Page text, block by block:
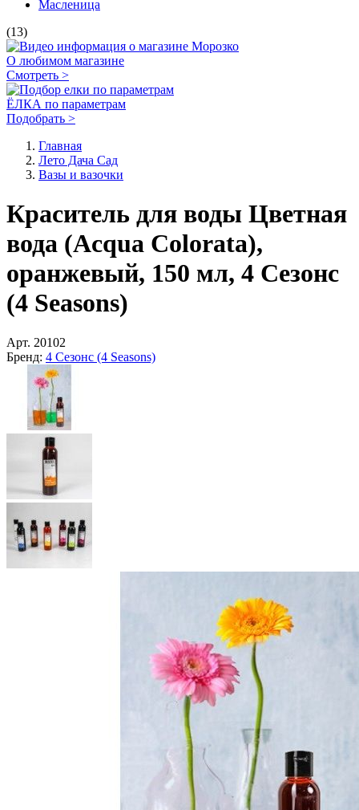
Масленица
(13)
О любимом магазине
Смотреть >
ЁЛКА по параметрам
Подобрать >
Главная
Лето Дача Сад
Вазы и вазочки
Краситель для воды Цветная
вода (Acqua Colorata),
оранжевый, 150 мл, 4 Сезонс
(4 Seasons)
Арт. 20102
Бренд: 4 Сезонс (4 Seasons)